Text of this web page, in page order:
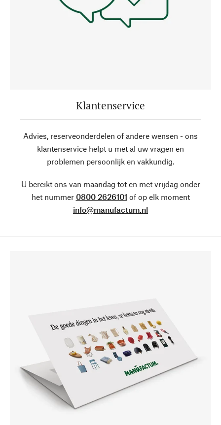
Klantenservice
Advies, reserveonderdelen of andere wensen - ons
klantenservice helpt u met al uw vragen en
problemen persoonlijk en vakkundig.
U bereikt ons van maandag tot en met vrijdag onder
het nummer 0800 2626101 of op elk moment
info@manufactum.nl